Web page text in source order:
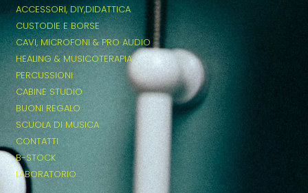
ACCESSORI, DIY,DIDATTICA
CUSTODIE E BORSE
CAVI, MICROFONI & PRO AUDIO
HEALING & MUSICOTERAPIA
PERCUSSIONI
CABINE STUDIO
BUONI REGALO
SCUOLA DI MUSICA
CONTATTI
B-STOCK
LABORATORIO